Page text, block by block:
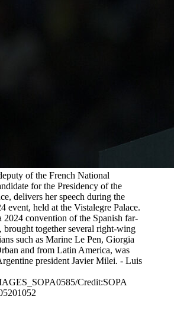
of the French National
for the Presidency of the
delivers her speech during the
event, held at the Vistalegre Palace.
2024 convention of the Spanish far-
together several right-wing
such as Marine Le Pen, Giorgia
and from Latin America, was
president Javier Milei. - Luis
Credit:SOPA